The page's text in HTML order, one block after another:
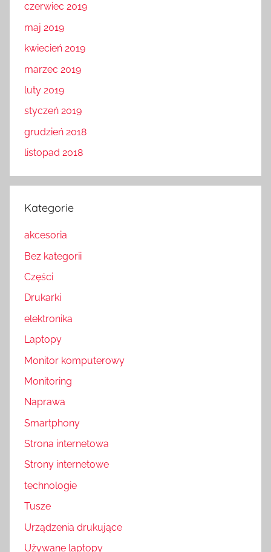
czerwiec 2019
maj 2019
kwiecień 2019
marzec 2019
luty 2019
styczeń 2019
grudzień 2018
listopad 2018
Kategorie
akcesoria
Bez kategorii
Części
Drukarki
elektronika
Laptopy
Monitor komputerowy
Monitoring
Naprawa
Smartphony
Strona internetowa
Strony internetowe
technologie
Tusze
Urządzenia drukujące
Używane laptopy